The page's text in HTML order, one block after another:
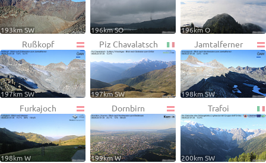
193km SW 196km SO 196km O
Rußkopf
197km SW
Piz Chavalatsch
197km SW
Jamtalferner
198km SW
Furkajoch
198km W
Dornbirn
199km W
Trafoi
200km SW